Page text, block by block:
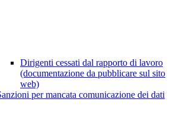
Dirigenti cessati dal rapporto di lavoro
(documentazione da pubblicare sul sito
web)
per mancata comunicazione dei dati